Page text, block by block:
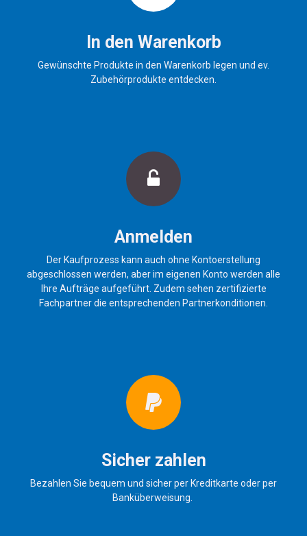
In den Warenkorb
Gewünschte Produkte in den Warenkorb legen und ev.
Zubehörprodukte entdecken.
Anmelden
Der Kaufprozess kann auch ohne Kontoerstellung
abgeschlossen werden, aber im eigenen Konto werden alle
Ihre Aufträge aufgeführt. Zudem sehen zertifizierte
Fachpartner die entsprechenden Partnerkonditionen.
Sicher zahlen
Bezahlen Sie bequem und sicher per Kreditkarte oder per
Banküberweisung.